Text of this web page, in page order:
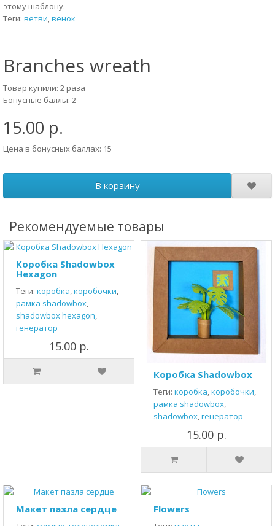
этому шаблону.
Теги: ветви,венок
Branches wreath
Товар купили: 2 раза
Бонусные баллы: 2
15.00 р.
Цена в бонусных баллах: 15
В корзину
Рекомендуемые товары
Коробка Shadowbox
Hexagon
Теги: коробка,коробочки,
рамка shadowbox,
shadowbox hexagon,
генератор
15.00 р.
Коробка Shadowbox
Теги: коробка,коробочки,
рамка shadowbox,
shadowbox,генератор
15.00 р.
Макет пазла сердце Flowers